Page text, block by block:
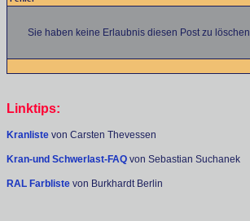
Sie haben keine Erlaubnis diesen Post zu löschen
Linktips:
Kranliste von Carsten Thevessen
Kran-und Schwerlast-FAQ von Sebastian Suchanek
RAL Farbliste von Burkhardt Berlin